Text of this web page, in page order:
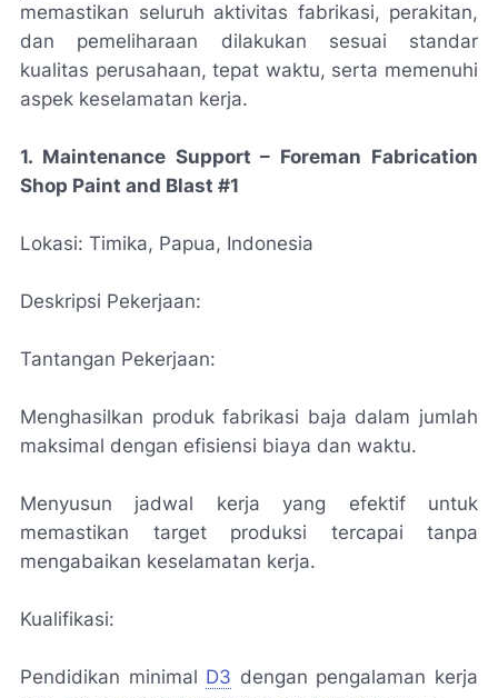
memastikan seluruh aktivitas fabrikasi, perakitan,
dan pemeliharaan dilakukan sesuai standar
kualitas perusahaan, tepat waktu, serta memenuhi
aspek keselamatan kerja.
1. Maintenance Support – Foreman Fabrication
Shop Paint and Blast #1
Lokasi: Timika, Papua, Indonesia
Deskripsi Pekerjaan:
Tantangan Pekerjaan:
Menghasilkan produk fabrikasi baja dalam jumlah
maksimal dengan efisiensi biaya dan waktu.
Menyusun jadwal kerja yang efektif untuk
memastikan target produksi tercapai tanpa
mengabaikan keselamatan kerja.
Kualifikasi:
Pendidikan minimal D3 dengan pengalaman kerja